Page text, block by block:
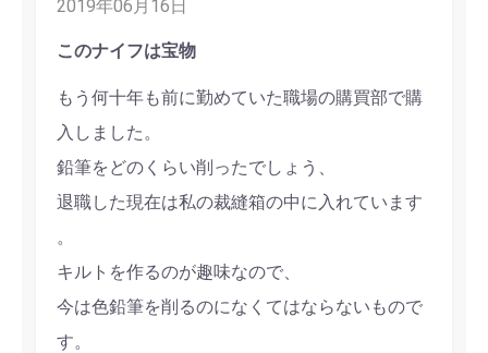
2019年06月16日
このナイフは宝物
もう何十年も前に勤めていた職場の購買部で購
入しました。
鉛筆をどのくらい削ったでしょう、
退職した現在は私の裁縫箱の中に入れています
。
キルトを作るのが趣味なので、
今は色鉛筆を削るのになくてはならないもので
す。